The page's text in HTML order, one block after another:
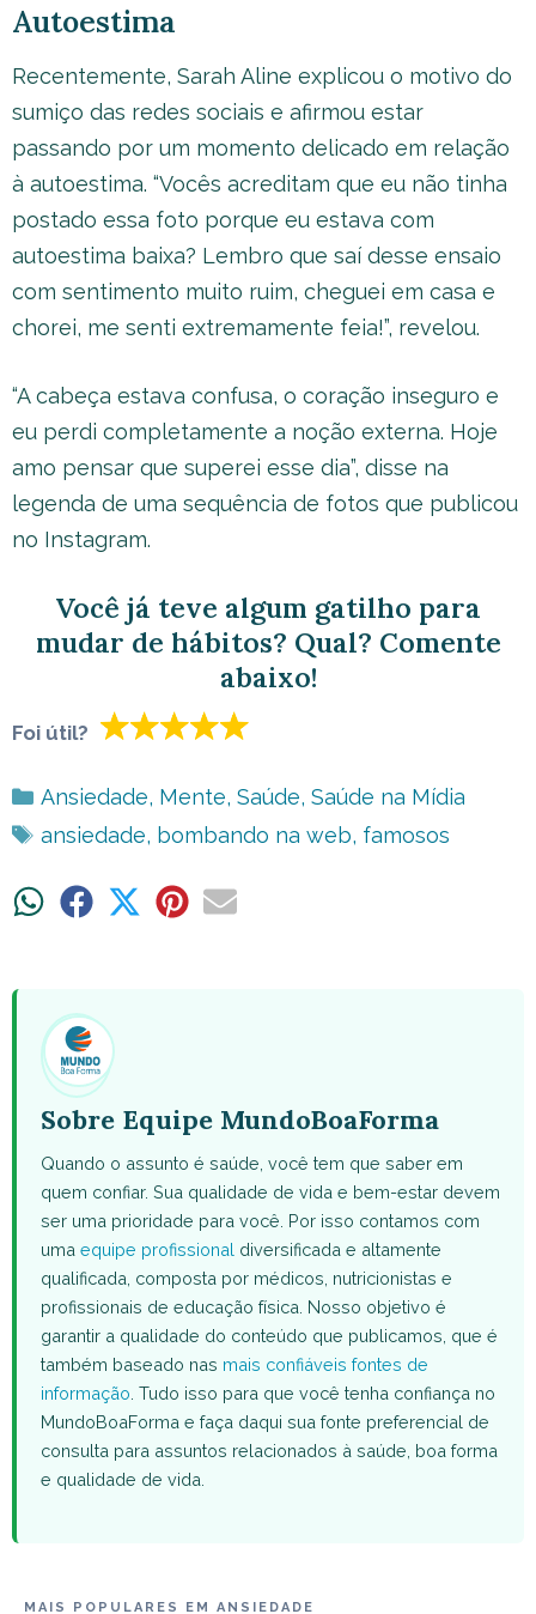
Autoestima
Recentemente, Sarah Aline explicou o motivo do
sumiço das redes sociais e afirmou estar
passando por um momento delicado em relação
à autoestima. “Vocês acreditam que eu não tinha
postado essa foto porque eu estava com
autoestima baixa? Lembro que saí desse ensaio
com sentimento muito ruim, cheguei em casa e
chorei, me senti extremamente feia!”, revelou.
“A cabeça estava confusa, o coração inseguro e
eu perdi completamente a noção externa. Hoje
amo pensar que superei esse dia”, disse na
legenda de uma sequência de fotos que publicou
no Instagram.
Você já teve algum gatilho para
mudar de hábitos? Qual? Comente
abaixo!
Foi útil?
Categorias
Ansiedade, Mente, Saúde, Saúde na Mídia
Tags
ansiedade, bombando na web, famosos
ShareShare ShareShareShare
Sobre Equipe MundoBoaForma
Quando o assunto é saúde, você tem que saber em
quem confiar. Sua qualidade de vida e bem-estar devem
ser uma prioridade para você. Por isso contamos com
uma equipe profissional diversificada e altamente
qualificada, composta por médicos, nutricionistas e
profissionais de educação física. Nosso objetivo é
garantir a qualidade do conteúdo que publicamos, que é
também baseado nas mais confiáveis fontes de
informação . Tudo isso para que você tenha confiança no
MundoBoaForma e faça daqui sua fonte preferencial de
consulta para assuntos relacionados à saúde, boa forma
e qualidade de vida.
MAIS POPULARES EM ANSIEDADE